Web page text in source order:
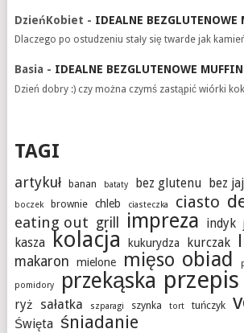
DzieńKobiet - IDEALNE BEZGLUTENOWE
Dlaczego po ostudzeniu stały się twarde jak
Basia - IDEALNE BEZGLUTENOWE
Dzień dobry :) czy można czymś zastąpić wiórki
TAGI
artykuł banan bataty bez glutenu bez
boczek brownie chleb ciasteczka ciasto
eating out grill impreza indyk
kasza kolacja kukurydza kurczak
makaron mielone mięso obiad
pomidory przekąska przepis
ryż sałatka szparagi szynka tort tuńczyk
Święta śniadanie